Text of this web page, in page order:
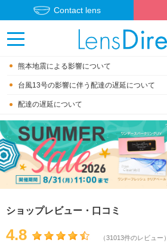
Contact lens
熊本地震による影響について
台風13号の影響に伴う配達の遅延について
配達の遅延について
ショップレビュー・口コミ
4.8 （31013件のレビュー）